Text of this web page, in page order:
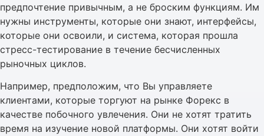
предпочтение привычным, а не броским функциям. Им
нужны инструменты, которые они знают, интерфейсы,
которые они освоили, и система, которая прошла
стресс-тестирование в течение бесчисленных
рыночных циклов.
Например, предположим, что Вы управляете
клиентами, которые торгуют на рынке Форекс в
качестве побочного увлечения. Они не хотят тратить
время на изучение новой платформы. Они хотят войти